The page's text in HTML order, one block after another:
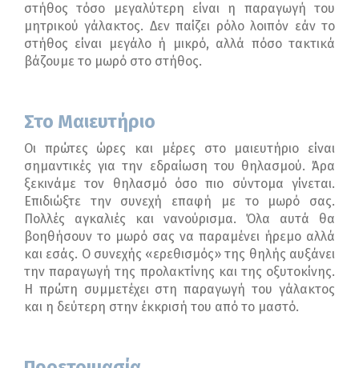
στήθος τόσο μεγαλύτερη είναι η παραγωγή του
μητρικού γάλακτος. Δεν παίζει ρόλο λοιπόν εάν το
στήθος είναι μεγάλο ή μικρό, αλλά πόσο τακτικά
βάζουμε το μωρό στο στήθος.
Στο Μαιευτήριο
Οι πρώτες ώρες και μέρες στο μαιευτήριο είναι
σημαντικές για την εδραίωση του θηλασμού. Άρα
ξεκινάμε τον θηλασμό όσο πιο σύντομα γίνεται.
Επιδιώξτε την συνεχή επαφή με το μωρό σας.
Πολλές αγκαλιές και νανούρισμα. Όλα αυτά θα
βοηθήσουν το μωρό σας να παραμένει ήρεμο αλλά
και εσάς. Ο συνεχής «ερεθισμός» της θηλής αυξάνει
την παραγωγή της προλακτίνης και της οξυτοκίνης.
Η πρώτη συμμετέχει στη παραγωγή του γάλακτος
και η δεύτερη στην έκκρισή του από το μαστό.